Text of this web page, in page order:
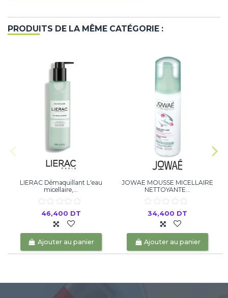
PRODUITS DE LA MÊME CATÉGORIE :
LIERAC Démaquillant L'eau
micellaire,...
46,400 DT
Ajouter au panier
JOWAE MOUSSE MICELLAIRE
NETTOYANTE...
34,400 DT
Ajouter au panier